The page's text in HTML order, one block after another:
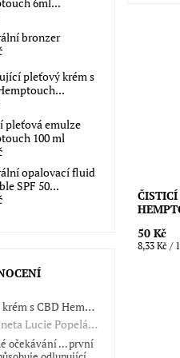
i
ČISTICÍ
50 Kč
8,33 Kč /
bronzer
pleťový krém s
pleťová emulze
100 ml
opalovací fluid
SPF 50...
Vyživující pleťový krém s CBD Hemptouch 50 ml
Aneta Lucie Popeláková
očekávání … první